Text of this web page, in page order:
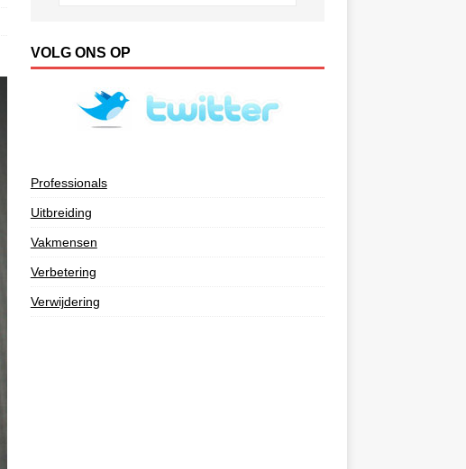
VOLG ONS OP
Professionals
Uitbreiding
Vakmensen
Verbetering
Verwijdering